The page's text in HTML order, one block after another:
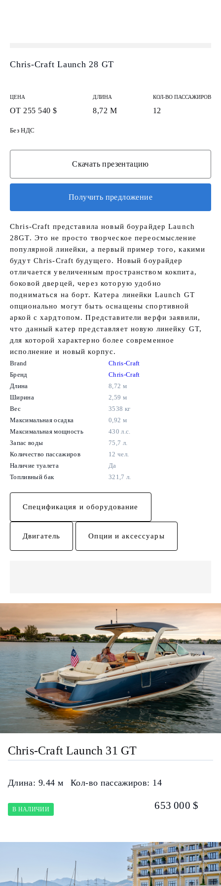
Chris-Craft Launch 28 GT
Chris-Craft представила новый боурайдер Launch
28GT. Это не просто творческое переосмысление
популярной линейки, а первый пример того, какими
будут Chris-Craft будущего. Новый боурайдер
отличается увеличенным пространством кокпита,
боковой дверцей, через которую удобно
подниматься на борт. Катера линейки Launch GT
опционально могут быть оснащены спортивной
аркой с хардтопом. Представители верфи заявили,
что данный катер представляет новую линейку GT,
для которой характерно более современное
исполнение и новый корпус.
Brand
Chris-Craft
Бренд
Chris-Craft
Длина
8,72 м
Ширина
2,59 м
Вес
3538 кг
Максимальная осадка
0,92 м
Максимальная мощность
430 л.с.
Запас воды
75,7 л.
Количество пассажиров
12 чел.
Наличие туалета
Да
Топливный бак
321,7 л.
Спецификация и оборудование
Двигатель Опции и аксессуары
ЦЕНА
ОТ 255 540 $
ДЛИНА
8,72 М
КОЛ-ВО ПАССАЖИРОВ
12
Без НДС
Скачать презентацию
Получить предложение
Chris-Craft Launch 31 GT
Длина: 9.44 м Кол-во пассажиров: 14
В НАЛИЧИИ 653 000 $